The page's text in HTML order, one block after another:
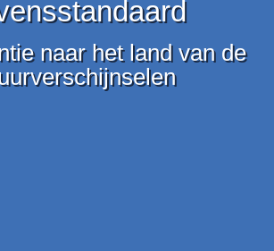
naar het land van de